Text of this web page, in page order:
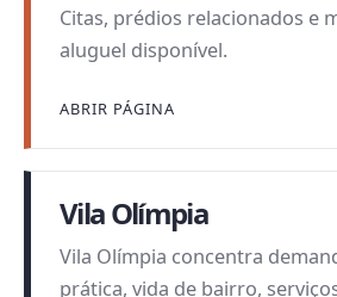
Citas, prédios relacionados e
aluguel disponível.
ABRIR PÁGINA
Vila Olímpia
Vila Olímpia concentra
prática, vida de bairro,